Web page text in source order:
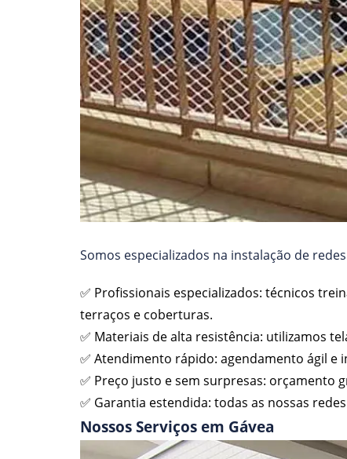
Somos especializados na instalação de
✅ Profissionais especializados: técnicos
terraços e coberturas.
✅ Materiais de alta resistência: utilizamos
✅ Atendimento rápido: agendamento ágil e
✅ Preço justo e sem surpresas: orçamento
✅ Garantia estendida: todas as nossas
Nossos Serviços em Gávea